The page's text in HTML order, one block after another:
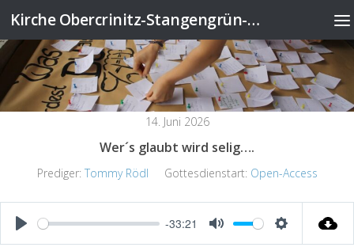
Zum Inhalt springen Kirche Obercrinitz-Stangengrün-Wildenau
14. Juni 2026
Wer´s glaubt wird selig….
Prediger: Tommy Rödl Gottesdienstart: Open-Access
Play
-33:21
Mute Settings